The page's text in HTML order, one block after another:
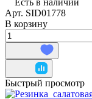
Арт. SID01778
В корзину
Быстрый просмотр